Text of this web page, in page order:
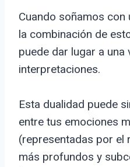
Cuando soñamos con
la combinación de
puede dar lugar a una
interpretaciones.
Esta dualidad puede
entre tus emociones
(representadas por el
más profundos y